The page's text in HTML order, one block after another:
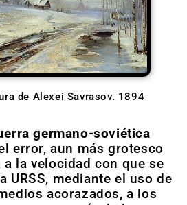
de Alexei Savrasov. 1894
germano-soviética
error, aun más grotesco
la velocidad con que se
URSS, mediante el uso de
acorazados, a los